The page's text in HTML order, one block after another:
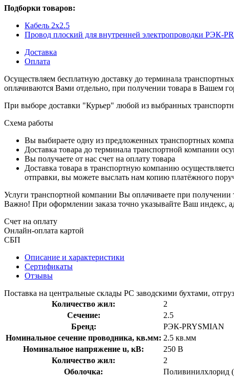
Подборки товаров:
Кабель 2x2.5
Провод плоский для внутренней электропроводки РЭК-
Доставка
Оплата
Осуществляем бесплатную доставку до терминала
оплачиваются Вами отдельно, при получении товара в Вашем
При выборе доставки "Курьер" любой из выбранных
Схема работы
Вы выбираете одну из предложенных транспортных
Доставка товара до терминала транспортной компании
Вы получаете от нас счет на оплату товара
Доставка товара в транспортную компанию
отправки, вы можете выслать нам копию платёжного
Услуги транспортной компании Вы оплачиваете при
Важно! При оформлении заказа точно указывайте Ваш индекс,
Счет на оплату
Онлайн-оплата картой
СБП
Описание и характеристики
Сертификаты
Отзывы
Поставка на центральные склады РС заводскими бухтами,
Количество жил:
2
Сечение:
2.5
Бренд:
РЭК-PRYSMIAN
Номинальное сечение проводника, кв.мм: 2.5 кв.мм
Номинальное напряжение u, кВ:
250 В
Количество жил:
2
Оболочка:
Поливинилхлорид